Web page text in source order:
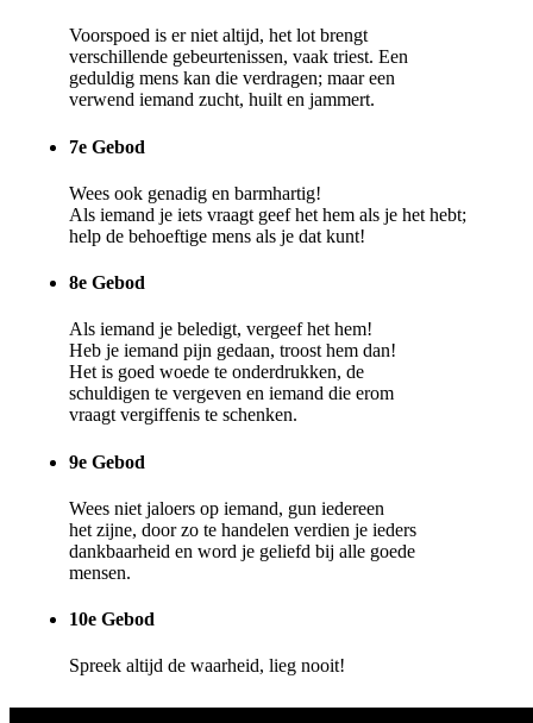
Voorspoed is er niet altijd, het lot brengt
verschillende gebeurtenissen, vaak triest. Een
geduldig mens kan die verdragen; maar een
verwend iemand zucht, huilt en jammert.
7e Gebod
Wees ook genadig en barmhartig!
Als iemand je iets vraagt geef het hem als je het hebt;
help de behoeftige mens als je dat kunt!
8e Gebod
Als iemand je beledigt, vergeef het hem!
Heb je iemand pijn gedaan, troost hem dan!
Het is goed woede te onderdrukken, de
schuldigen te vergeven en iemand die erom
vraagt vergiffenis te schenken.
9e Gebod
Wees niet jaloers op iemand, gun iedereen
het zijne, door zo te handelen verdien je ieders
dankbaarheid en word je geliefd bij alle goede
mensen.
10e Gebod
Spreek altijd de waarheid, lieg nooit!